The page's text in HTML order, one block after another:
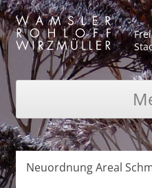
Neuordnung Areal